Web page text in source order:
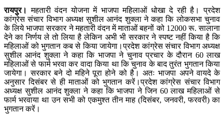
रायपुर। महतारी वंदन योजना में भाजपा महिलाओं धोखा दे रही है। प्रदेश
कांग्रेस संचार विभाग अध्यक्ष सुशील आनंद शुक्ला ने कहा कि लोकसभा चुनाव
के लिये भाजपा सरकार ने महतारी वंदन में माताओं बहनों को 12000 रू. सालाना
देने का निर्णय ले तो लिया है लेकिन अभी भी सरकार ने स्पष्ट नहीं किया है कि
महिलाओं को भुगतान कब से किया जायेगा।प्रदेश कांग्रेस संचार विभाग अध्यक्ष
सुशील आनंद शुक्ला ने कहा कि भाजपा ने चुनाव प्रचार के दौरान 60 लाख
महिलाओं से फार्म भरवा कर वादा किया था कि चुनाव के बाद तुरंत भुगतान किया
जायेगा। सरकार बने दो महिने पूरा होने को है। अतः भाजपा अपने वायदे के
अनुसार दिसंबर से ही माताओं को भुगतान करें।प्रदेश कांग्रेस संचार विभाग
अध्यक्ष सुशील आनंद शुक्ला ने कहा कि भाजपा ने जिन 60 लाख महिलाओं से
फार्म भरवाया था उन सभी को एकमुश्त तीन माह (दिसंबर, जनवरी, फरवरी) का
भुगतान करें।